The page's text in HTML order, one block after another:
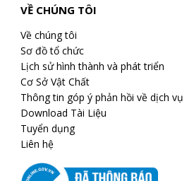
VỀ CHÚNG TÔI
Về chúng tôi
Sơ đồ tổ chức
Lịch sử hình thành và phát triển
Cơ Sở Vật Chất
Thông tin góp ý phản hồi về dịch vụ
Download Tài Liệu
Tuyển dụng
Liên hệ